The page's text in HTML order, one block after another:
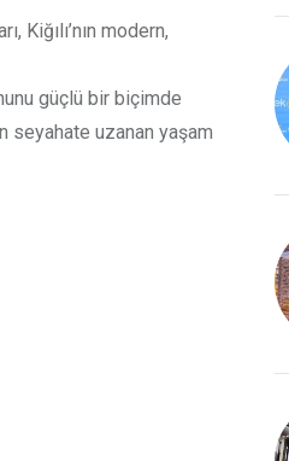
Kiğılı’nın modern,
güçlü bir biçimde
seyahate uzanan yaşam